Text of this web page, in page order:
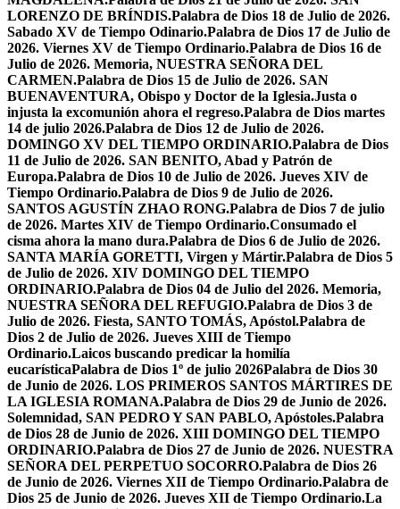
LORENZO DE BRÍNDIS.Palabra de Dios 18 de Julio de 2026.
Sabado XV de Tiempo Odinario.Palabra de Dios 17 de Julio de
2026. Viernes XV de Tiempo Ordinario.Palabra de Dios 16 de
Julio de 2026. Memoria, NUESTRA SEÑORA DEL
CARMEN.Palabra de Dios 15 de Julio de 2026. SAN
BUENAVENTURA, Obispo y Doctor de la Iglesia.Justa o
injusta la excomunión ahora el regreso.Palabra de Dios martes
14 de julio 2026.Palabra de Dios 12 de Julio de 2026.
DOMINGO XV DEL TIEMPO ORDINARIO.Palabra de Dios
11 de Julio de 2026. SAN BENITO, Abad y Patrón de
Europa.Palabra de Dios 10 de Julio de 2026. Jueves XIV de
Tiempo Ordinario.Palabra de Dios 9 de Julio de 2026.
SANTOS AGUSTÍN ZHAO RONG.Palabra de Dios 7 de julio
de 2026. Martes XIV de Tiempo Ordinario.Consumado el
cisma ahora la mano dura.Palabra de Dios 6 de Julio de 2026.
SANTA MARÍA GORETTI, Virgen y Mártir.Palabra de Dios 5
de Julio de 2026. XIV DOMINGO DEL TIEMPO
ORDINARIO.Palabra de Dios 04 de Julio del 2026. Memoria,
NUESTRA SEÑORA DEL REFUGIO.Palabra de Dios 3 de
Julio de 2026. Fiesta, SANTO TOMÁS, Apóstol.Palabra de
Dios 2 de Julio de 2026. Jueves XIII de Tiempo
Ordinario.Laicos buscando predicar la homilía
eucarísticaPalabra de Dios 1º de julio 2026Palabra de Dios 30
de Junio de 2026. LOS PRIMEROS SANTOS MÁRTIRES DE
LA IGLESIA ROMANA.Palabra de Dios 29 de Junio de 2026.
Solemnidad, SAN PEDRO Y SAN PABLO, Apóstoles.Palabra
de Dios 28 de Junio de 2026. XIII DOMINGO DEL TIEMPO
ORDINARIO.Palabra de Dios 27 de Junio de 2026. NUESTRA
SEÑORA DEL PERPETUO SOCORRO.Palabra de Dios 26
de Junio de 2026. Viernes XII de Tiempo Ordinario.Palabra de
Dios 25 de Junio de 2026. Jueves XII de Tiempo Ordinario.La